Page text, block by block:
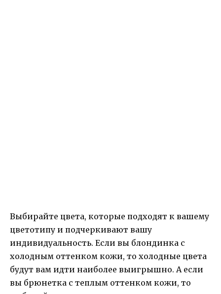
Выбирайте цвета, которые подходят к вашему
цветотипу и подчеркивают вашу
индивидуальность. Если вы блондинка с
холодным оттенком кожи, то холодные цвета
будут вам идти наиболее выигрышно. А если
вы брюнетка с теплым оттенком кожи, то